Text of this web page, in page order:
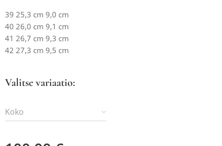
39 25,3 cm 9,0 cm
40 26,0 cm 9,1 cm
41 26,7 cm 9,3 cm
42 27,3 cm 9,5 cm
Valitse variaatio:
Koko